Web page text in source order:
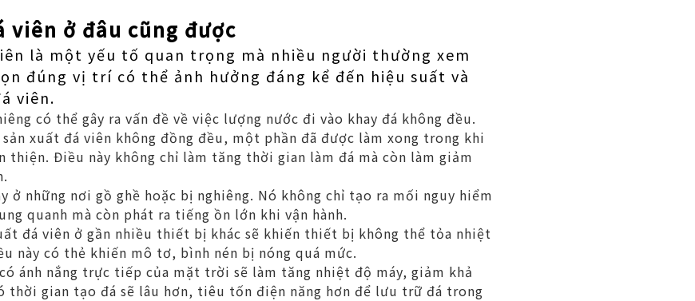
viên ở đâu cũng được
là một yếu tố quan trọng mà nhiều người thường xem
đúng vị trí có thể ảnh hưởng đáng kể đến hiệu suất và
viên.
có thể gây ra vấn đề về việc lượng nước đi vào khay đá không đều.
xuất đá viên không đồng đều, một phần đã được làm xong trong khi
thiện. Điều này không chỉ làm tăng thời gian làm đá mà còn làm giảm
ở những nơi gồ ghề hoặc bị nghiêng. Nó không chỉ tạo ra mối nguy hiểm
quanh mà còn phát ra tiếng ồn lớn khi vận hành.
đá viên ở gần nhiều thiết bị khác sẽ khiến thiết bị không thể tỏa nhiệt
này có thẻ khiến mô tơ, bình nén bị nóng quá mức.
ánh nắng trực tiếp của mặt trời sẽ làm tăng nhiệt độ máy, giảm khả
thời gian tạo đá sẽ lâu hơn, tiêu tốn điện năng hơn để lưu trữ đá trong